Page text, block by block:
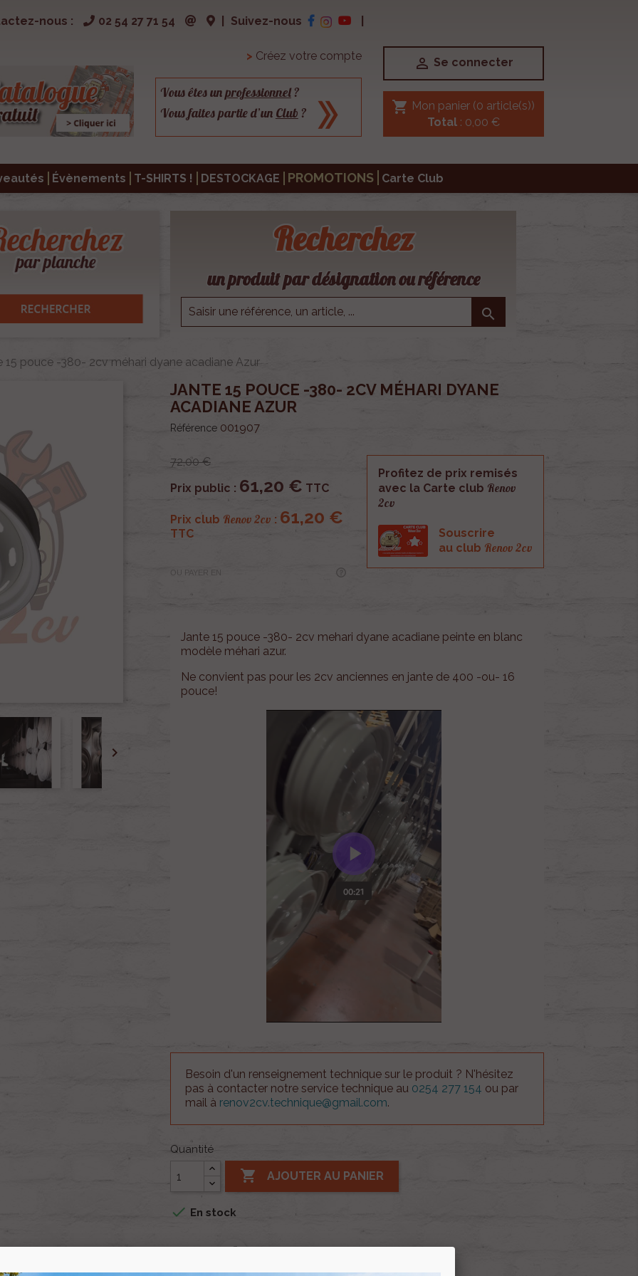
nous : 02 54 27 71 54 Suivez-nous
> Créez votre compte
Vous êtes unprofessionnel?
Vous faites partie d’un Club ?
 Se connecter
shopping_cart Mon panier (0 article(s))
Total: 0,00 €
Évènements T-SHIRTS ! DESTOCKAGE PROMOTIONS Carte Club
Recherchez
un produit par désignation ou référence

15 pouce -380- 2cv méhari dyane acadiane Azur

JANTE 15 POUCE -380- 2CV MÉHARI DYANE
ACADIANE AZUR
Référence 001907
72,00 €
Prix public : 61,20 € TTC
Prix club Renov 2cv : 61,20 €
TTC
OU PAYER EN
Profitez de prix remisés
avec la Carte club Renov
2cv
Souscrire
au club Renov 2cv
Jante 15 pouce -380- 2cv mehari dyane acadiane peinte en blanc
modèle méhari azur.
Ne convient pas pour les 2cv anciennes en jante de 400 -ou- 16
pouce!
Besoin d'un renseignement technique sur le produit ? N'hésitez
pas à contacter notre service technique au 0254 277 154 ou par
mail à renov2cv.technique@gmail.com.
Quantité
 AJOUTER AU PANIER
 En stock